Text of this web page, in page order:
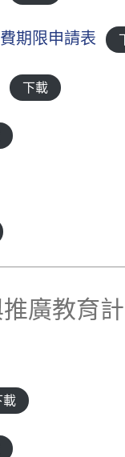
期限申請表
下載
廣教育
載